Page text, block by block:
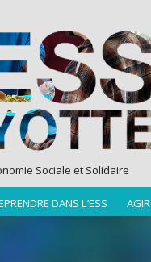
Sociale et Solidaire
DANS L’ESS AGIR